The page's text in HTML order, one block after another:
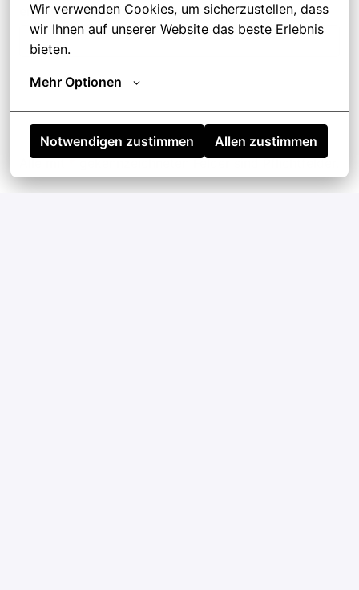
Wir verwenden Cookies, um sicherzustellen, dass
wir Ihnen auf unserer Website das beste Erlebnis
bieten.
Mehr Optionen
Notwendigen zustimmen Allen zustimmen
empfehlenden Mitarbeiters ein.
Alle mit*gekennzeichneten Felder sind Pflichtfelder.